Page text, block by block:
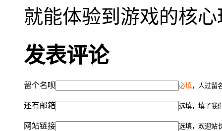
就能体验到游戏的核
发表评论
留个名呗 必填，人过留
还有邮箱 选填，填了我
网站链接 选填，欢迎站